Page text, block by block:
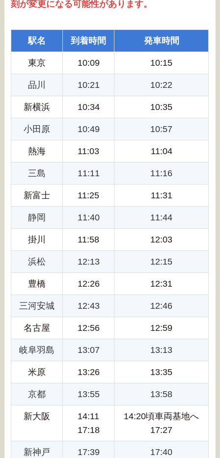
刻が変更になる可能性があります。
駅名 到着時間 発車時間
東京 10:09 10:15
品川 10:21 10:22
新横浜 10:34 10:35
小田原 10:49 10:57
熱海 11:03 11:04
三島 11:11 11:16
新富士 11:25 11:31
静岡 11:40 11:44
掛川 11:58 12:03
浜松 12:13 12:15
豊橋 12:26 12:31
三河安城 12:43 12:46
名古屋 12:56 12:59
岐阜羽島 13:07 13:13
米原 13:26 13:35
京都 13:55 13:58
新大阪
14:11
17:18
14:20頃車両基地へ
17:27
新神戸 17:39 17:40